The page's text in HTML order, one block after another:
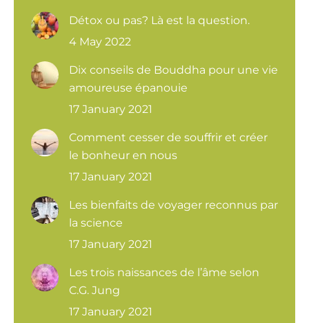
Détox ou pas? Là est la question.
4 May 2022
Dix conseils de Bouddha pour une vie
amoureuse épanouie
17 January 2021
Comment cesser de souffrir et créer
le bonheur en nous
17 January 2021
Les bienfaits de voyager reconnus par
la science
17 January 2021
Les trois naissances de l’âme selon
C.G. Jung
17 January 2021